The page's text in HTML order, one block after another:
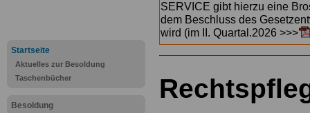
Startseite
Aktuelles zur Besoldung
Taschenbücher
Besoldung
SERVICE gibt hierzu eine
dem Beschluss des
wird (im II. Quartal.2026 >>>